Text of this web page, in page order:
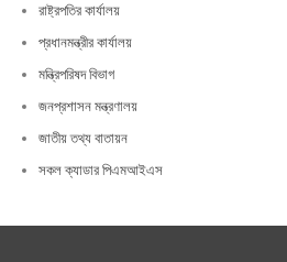
রাষ্ট্রপতির কার্যালয়
প্রধানমন্ত্রীর কার্যালয়
মন্ত্রিপরিষদ বিভাগ
জনপ্রশাসন মন্ত্রণালয়
জাতীয় তথ্য বাতায়ন
সকল ক্যাডার পিএমআইএস